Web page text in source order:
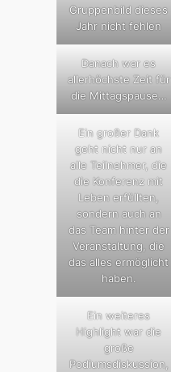
Gruppenbild dieses
Jahr nicht fehlen
Danach war es
allerhöchste Zeit für
die Mittagspause…
Ein großer Dank
geht nicht nur an
alle Teilnehmer, die
die Konferenz mit
Leben erfüllten,
sondern auch an
das Team hinter der
Veranstaltung, die
das alles ermöglicht
haben.
Ein weiteres
Highlight war die
große
Podiumsdiskussion,